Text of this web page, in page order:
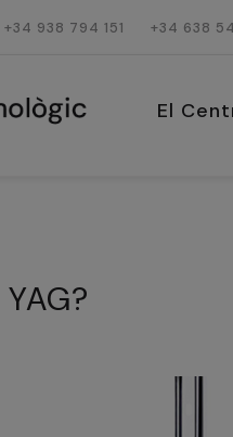
+34 938 794 151 +34 638
El